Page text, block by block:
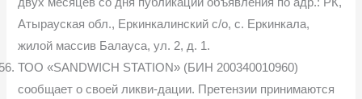
Атырауская обл., Еркинкалинский с/о, с. Еркинкала,
жилой массив Балауса, ул. 2, д. 1.
ТОО «SANDWICH STATION» (БИН 200340010960)
сообщает о своей ликви-дации. Претензии принимаются